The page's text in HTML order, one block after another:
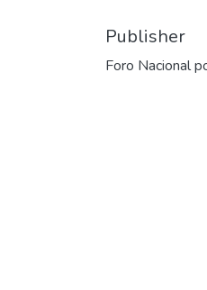
Publisher
Foro Nacional